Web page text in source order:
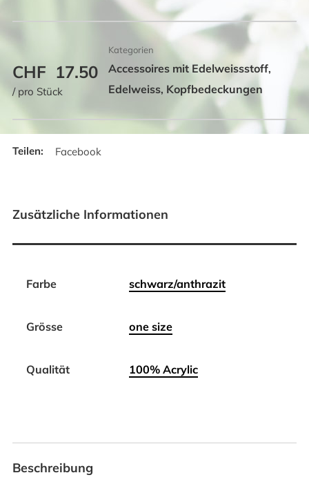
CHF 17.50
/ pro Stück
Kategorien
Accessoires mit Edelweissstoff,
Edelweiss, Kopfbedeckungen
Facebook
Zusätzliche Informationen
Farbe schwarz/anthrazit
Grösse one size
Qualität 100% Acrylic
Beschreibung